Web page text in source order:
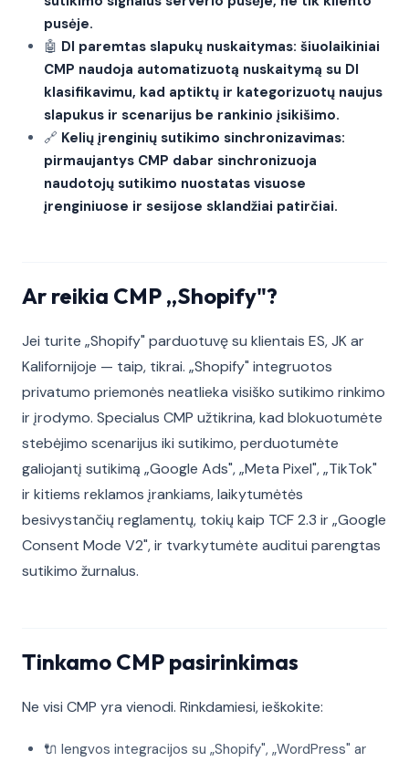
pusėje.
🤖 DI paremtas slapukų nuskaitymas: šiuolaikiniai
CMP naudoja automatizuotą nuskaitymą su DI
klasifikavimu, kad aptiktų ir kategorizuotų naujus
slapukus ir scenarijus be rankinio įsikišimo.
🔗 Kelių įrenginių sutikimo sinchronizavimas:
pirmaujantys CMP dabar sinchronizuoja
naudotojų sutikimo nuostatas visuose
įrenginiuose ir sesijose sklandžiai patirčiai.
Ar reikia CMP „Shopify"?
Jei turite „Shopify" parduotuvę su klientais ES, JK ar
Kalifornijoje — taip, tikrai. „Shopify" integruotos
privatumo priemonės neatlieka visiško sutikimo rinkimo
ir įrodymo. Specialus CMP užtikrina, kad blokuotumėte
stebėjimo scenarijus iki sutikimo, perduotumėte
galiojantį sutikimą „Google Ads", „Meta Pixel", „TikTok"
ir kitiems reklamos įrankiams, laikytumėtės
besivystančių reglamentų, tokių kaip TCF 2.3 ir „Google
Consent Mode V2", ir tvarkytumėte auditui parengtas
sutikimo žurnalus.
Tinkamo CMP pasirinkimas
Ne visi CMP yra vienodi. Rinkdamiesi, ieškokite:
🔌 lengvos integracijos su „Shopify", „WordPress" ar